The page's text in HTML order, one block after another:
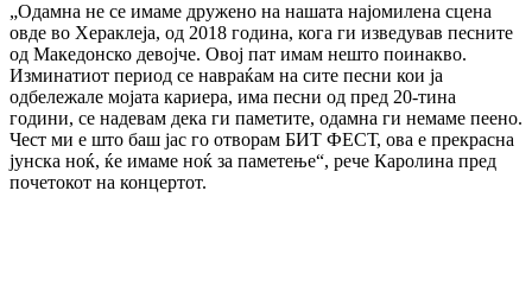
„Одамна не се имаме дружено на нашата најомилена сцена
овде во Хераклеја, од 2018 година, кога ги изведував песните
од Македонско девојче. Овој пат имам нешто поинакво.
Изминатиот период се навраќам на сите песни кои ја
одбележале мојата кариера, има песни од пред 20-тина
години, се надевам дека ги паметите, одамна ги немаме пеено.
Чест ми е што баш јас го отворам БИТ ФЕСТ, ова е прекрасна
јунска ноќ, ќе имаме ноќ за паметење“, рече Каролина пред
почетокот на концертот.